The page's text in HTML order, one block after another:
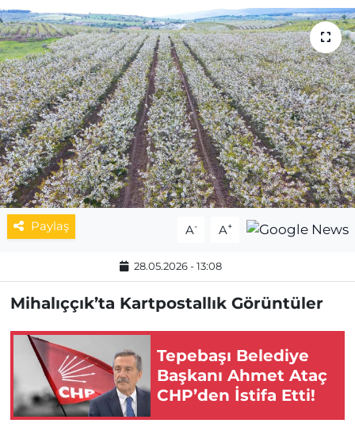
Paylaş A- A+
28.05.2026 - 13:08
Mihalıççık’ta Kartpostallık Görüntüler
Tepebaşı Belediye
Başkanı Ahmet Ataç
CHP’den İstifa Etti!
SPOR
MAGAZİN
ESKİŞEHİRSPOR